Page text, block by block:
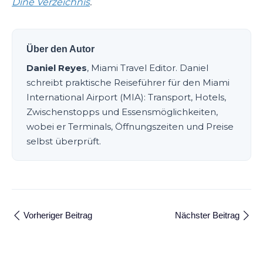
Dine Verzeichnis.
Über den Autor
Daniel Reyes, Miami Travel Editor. Daniel
schreibt praktische Reiseführer für den Miami
International Airport (MIA): Transport, Hotels,
Zwischenstopps und Essensmöglichkeiten,
wobei er Terminals, Öffnungszeiten und Preise
selbst überprüft.
Vorheriger Beitrag Nächster Beitrag